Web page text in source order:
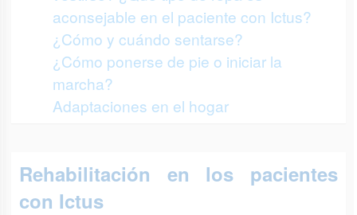
aconsejable en el paciente con Ictus?
¿Cómo y cuándo sentarse?
¿Cómo ponerse de pie o iniciar la
marcha?
Adaptaciones en el hogar
Rehabilitación en los pacientes
con Ictus